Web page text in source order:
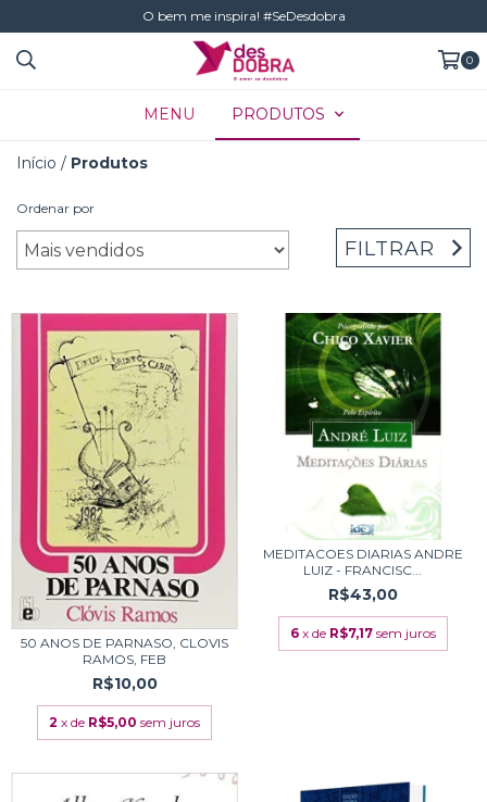
O bem me inspira! #SeDesdobra
0
MENU PRODUTOS
Início / Produtos
Ordenar por
FILTRAR
50 ANOS DE PARNASO, CLOVIS
RAMOS, FEB
R$10,00
2 x de R$5,00 sem juros
MEDITACOES DIARIAS ANDRE
LUIZ - FRANCISC...
R$43,00
6 x de R$7,17 sem juros